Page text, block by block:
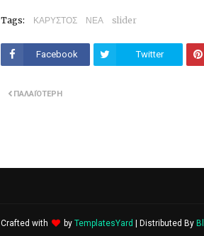
Tags: ΚΑΡΥΣΤΟΣ ΝΕΑ slider
Facebook Twitter
ΠΑΛΑΙΌΤΕΡΗ
Crafted with by TemplatesYard | Distributed By